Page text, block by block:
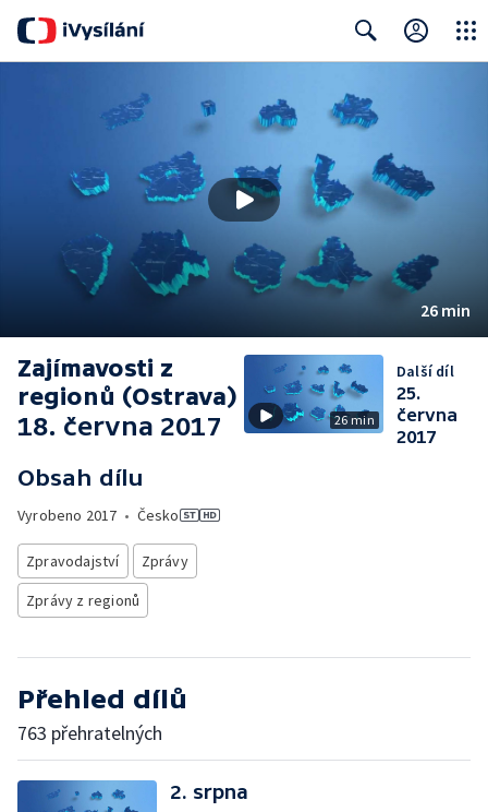
26 min
Zajímavosti z
regionů (Ostrava)
18. června 2017
Obsah dílu
Vyrobeno 2017 • Česko
Zpravodajství
Zprávy
Zprávy z regionů
26 min
Další díl
25.
června
2017
Přehled dílů
763 přehratelných
2. srpna